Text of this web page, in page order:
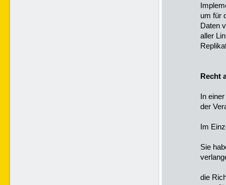
um für
Daten
aller
Recht
In
der
Im
Sie
die